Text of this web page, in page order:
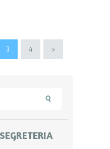
PAGE
3 PAGE
4 >